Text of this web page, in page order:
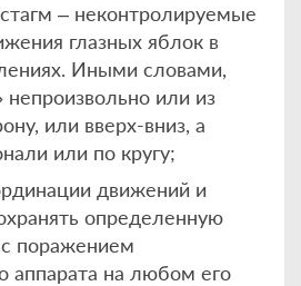
– неконтролируемые
глазных яблок в
Иными словами,
непроизвольно или из
или вверх-вниз, а
или по кругу;
движений и
определенную
с поражением
аппарата на любом его